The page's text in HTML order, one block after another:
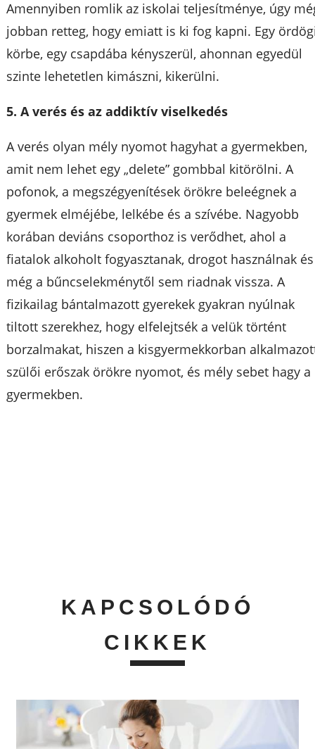
Amennyiben romlik az iskolai teljesítménye, úgy
jobban retteg, hogy emiatt is ki fog kapni. Egy
körbe, egy csapdába kényszerül, ahonnan egyedül
szinte lehetetlen kimászni, kikerülni.
5. A verés és az addiktív viselkedés
A verés olyan mély nyomot hagyhat a gyermekben,
amit nem lehet egy „delete” gombbal kitörölni. A
pofonok, a megszégyenítések örökre beleégnek a
gyermek elméjébe, lelkébe és a szívébe. Nagyobb
korában deviáns csoporthoz is verődhet, ahol a
fiatalok alkoholt fogyasztanak, drogot használnak és
még a bűncselekménytől sem riadnak vissza. A
fizikailag bántalmazott gyerekek gyakran nyúlnak
tiltott szerekhez, hogy elfelejtsék a velük történt
borzalmakat, hiszen a kisgyermekkorban
szülői erőszak örökre nyomot, és mély sebet hagy a
gyermekben.
KAPCSOLÓDÓ
CIKKEK